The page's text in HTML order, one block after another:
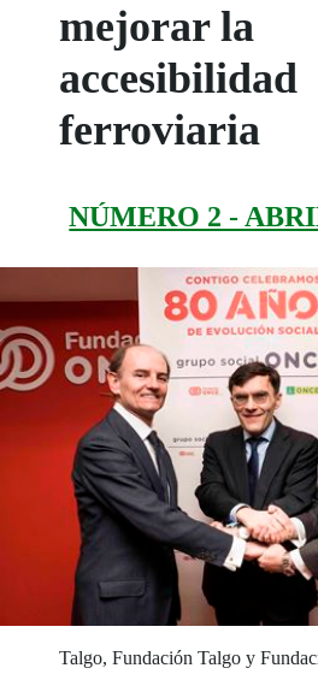
mejorar la
accesibilidad
ferroviaria
NÚMERO 2 -
Talgo, Fundación Talgo y